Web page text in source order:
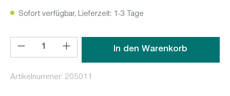
Sofort verfügbar, Lieferzeit: 1-3 Tage
Produkt Anzahl: Gib den gewünschten Wert ein oder
In den Warenkorb
Artikelnummer: 205011